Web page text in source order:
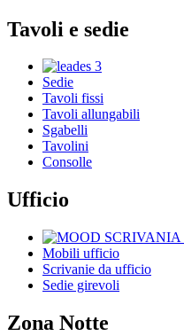
Tavoli e sedie
Sedie
Tavoli fissi
Tavoli allungabili
Sgabelli
Tavolini
Consolle
Ufficio
Mobili ufficio
Scrivanie da ufficio
Sedie girevoli
Zona Notte